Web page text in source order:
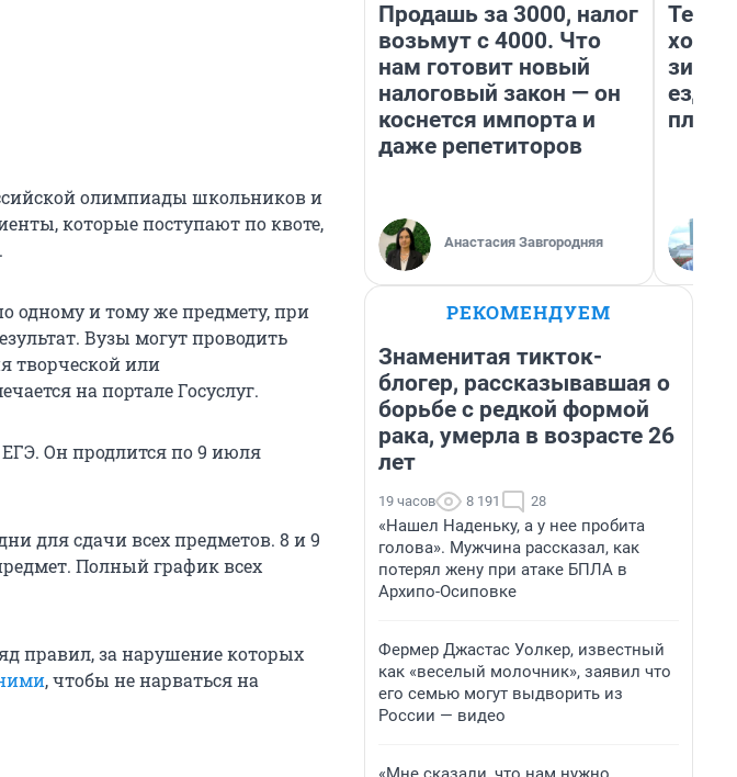
олимпиады школьников и
которые поступают по квоте,
одному и тому же предмету, при
Вузы могут проводить
творческой или
на портале Госуслуг.
Он продлится по 9 июля
для сдачи всех предметов. 8 и 9
Полный график всех
правил, за нарушение которых
, чтобы не нарваться на
Продашь за 3000, налог
возьмут с 4000. Что
нам готовит новый
налоговый закон — он
коснется импорта и
даже репетиторов
Анастасия Завгородняя
ездит
РЕКОМЕНДУЕМ
Знаменитая тикток-
блогер, рассказывавшая о
борьбе с редкой формой
рака, умерла в возрасте 26
лет
19 часов 8 191 28
«Нашел Наденьку, а у нее пробита
голова». Мужчина рассказал, как
потерял жену при атаке БПЛА в
Архипо-Осиповке
Фермер Джастас Уолкер, известный
как «веселый молочник», заявил что
его семью могут выдворить из
России — видео